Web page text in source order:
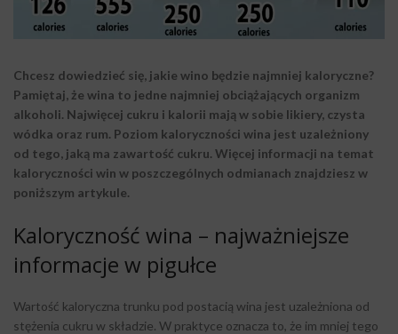
Chcesz dowiedzieć się, jakie wino będzie najmniej kaloryczne?
Pamiętaj, że wina to jedne najmniej obciążających organizm
alkoholi. Najwięcej cukru i kalorii mają w sobie likiery, czysta
wódka oraz rum. Poziom kaloryczności wina jest uzależniony
od tego, jaką ma zawartość cukru. Więcej informacji na temat
kaloryczności win w poszczególnych odmianach znajdziesz w
poniższym artykule.
Kaloryczność wina – najważniejsze
informacje w pigułce
Wartość kaloryczna trunku pod postacią wina jest uzależniona od
stężenia cukru w składzie. W praktyce oznacza to, że im mniej tego